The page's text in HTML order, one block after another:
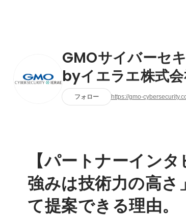
GMOサイバーセ
byイエラエ株式
フォロー https://gmo-
【パートナーイン
強みは技術力の高さ
て提案できる理由。